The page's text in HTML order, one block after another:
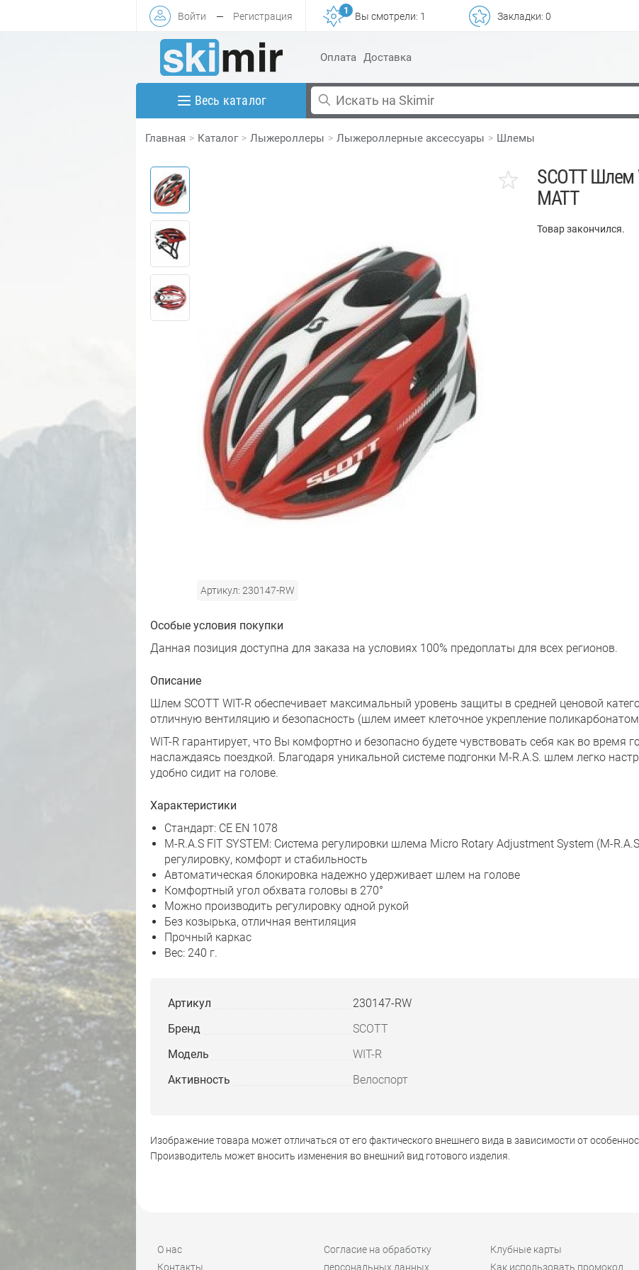
Войти — Регистрация
1
Вы смотрели: 1 Закладки: 0
Оплата Доставка
Весь каталог
Главная Каталог Лыжероллеры Лыжероллерные аксессуары Шлемы
Артикул: 230147-RW
SCOTT Шлем
MATT
Товар закончился.
Особые условия покупки
Данная позиция доступна для заказа на условиях 100% предоплаты для всех регионов.
Описание
Шлем SCOTT WIT-R обеспечивает максимальный уровень защиты в средней ценовой
отличную вентиляцию и безопасность (шлем имеет клеточное укрепление
WIT-R гарантирует, что Вы комфортно и безопасно будете чувствовать себя как во время
наслаждаясь поездкой. Благодаря уникальной системе подгонки M-R.A.S. шлем легко
удобно сидит на голове.
Характеристики
Стандарт: CE EN 1078
M-R.A.S FIT SYSTEM: Система регулировки шлема Micro Rotary Adjustment System (M-
регулировку, комфорт и стабильность
Автоматическая блокировка надежно удерживает шлем на голове
Комфортный угол обхвата головы в 270°
Можно производить регулировку одной рукой
Без козырька, отличная вентиляция
Прочный каркас
Вес: 240 г.
Артикул
230147-RW
Бренд
SCOTT
Модель
WIT-R
Активность
Велоспорт
Изображение товара может отличаться от его фактического внешнего вида в зависимости от
Производитель может вносить изменения во внешний вид готового изделия.
О нас
Контакты
Согласие на обработку
персональных данных
Клубные карты
Как использовать промокод